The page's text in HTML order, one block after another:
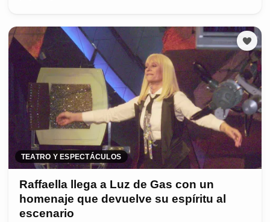
TEATRO Y ESPECTÁCULOS
Raffaella llega a Luz de Gas con un
homenaje que devuelve su espíritu al
escenario